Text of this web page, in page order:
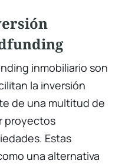
inmobiliario son
la inversión
de una multitud de
proyectos
Estas
una alternativa